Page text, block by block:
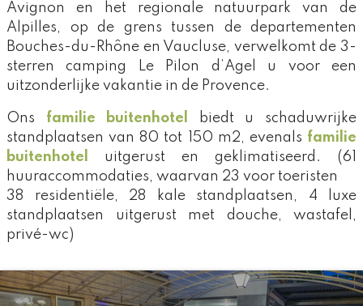
Avignon en het regionale natuurpark van de
Alpilles, op de grens tussen de departementen
Bouches-du-Rhône en Vaucluse, verwelkomt de 3-
sterren camping Le Pilon d’Agel u voor een
uitzonderlijke vakantie in de Provence.
Ons familie buitenhotel
biedt u schaduwrijke
standplaatsen van 80 tot 150 m2, evenals familie
buitenhotel
uitgerust en geklimatiseerd. (61
huuraccommodaties, waarvan 23 voor toeristen
38 residentiële, 28 kale standplaatsen, 4 luxe
standplaatsen uitgerust met douche, wastafel,
privé-wc)